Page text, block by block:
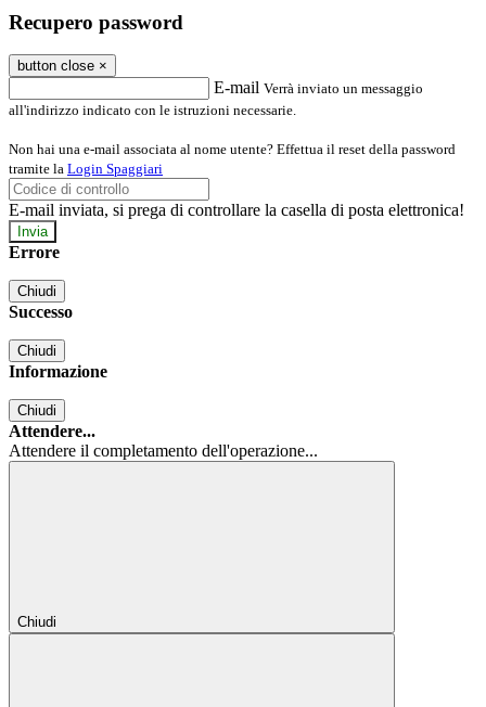
Recupero password
button close ×
E-mail Verrà inviato un messaggio
all'indirizzo indicato con le istruzioni necessarie.
Non hai una e-mail associata al nome utente? Effettua il reset della password
tramite la Login Spaggiari
E-mail inviata, si prega di controllare la casella di posta elettronica!
Errore
Chiudi
Successo
Chiudi
Informazione
Chiudi
Attendere...
Attendere il completamento dell'operazione...
Chiudi